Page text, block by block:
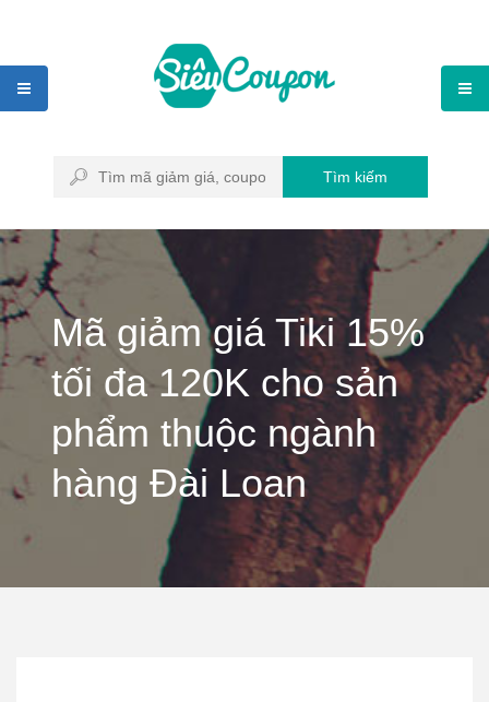
Tìm kiếm
Mã giảm giá Tiki 15%
tối đa 120K cho sản
phẩm thuộc ngành
hàng Đài Loan